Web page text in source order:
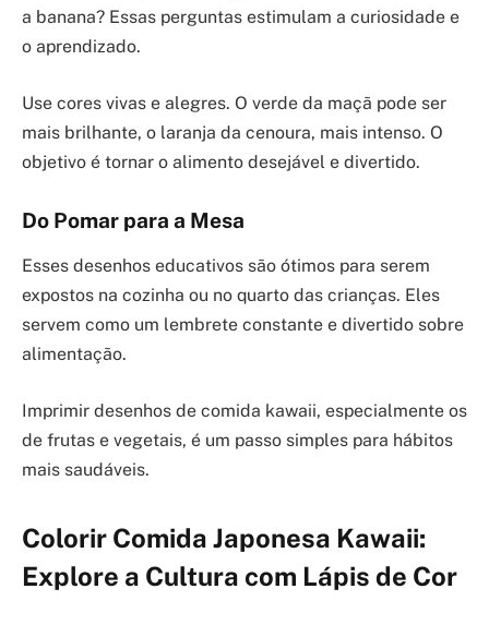
a banana? Essas perguntas estimulam a curiosidade e
o aprendizado.
Use cores vivas e alegres. O verde da maçã pode ser
mais brilhante, o laranja da cenoura, mais intenso. O
objetivo é tornar o alimento desejável e divertido.
Do Pomar para a Mesa
Esses desenhos educativos são ótimos para serem
expostos na cozinha ou no quarto das crianças. Eles
servem como um lembrete constante e divertido sobre
alimentação.
Imprimir desenhos de comida kawaii, especialmente os
de frutas e vegetais, é um passo simples para hábitos
mais saudáveis.
Colorir Comida Japonesa Kawaii:
Explore a Cultura com Lápis de Cor